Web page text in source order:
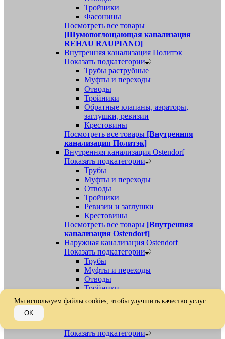
Тройники
Фасонины
Посмотреть все товары
[Шумопоглощающая канализация
REHAU RAUPIANO]
Внутренняя канализация Политэк
Показать подкатегории
Трубы раструбные
Муфты и переходы
Отводы
Тройники
Обратные клапаны, аэраторы,
заглушки, ревизии
Крестовины
Посмотреть все товары [Внутренняя
канализация Политэк]
Внутренняя канализация Ostendorf
Показать подкатегории
Трубы
Муфты и переходы
Отводы
Тройники
Ревизии и заглушки
Крестовины
Посмотреть все товары [Внутренняя
канализация Ostendorf]
Наружная канализация Ostendorf
Показать подкатегории
Трубы
Муфты и переходы
Отводы
Тройники
Ревизии, заглушки, обратные клапаны
Посмотреть все товары[Наружная
Показать подкатегории
Мы используем файлы cookies, чтобы улучшить качество услуг.
OK